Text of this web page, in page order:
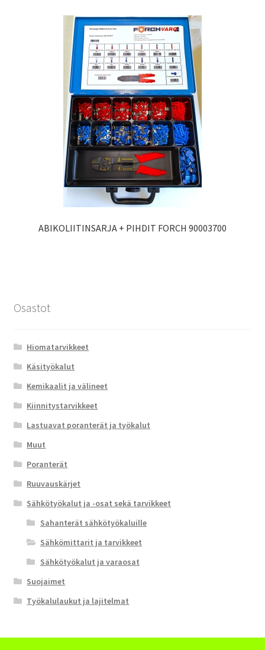
ABIKOLIITINSARJA + PIHDIT FORCH 90003700
Osastot
Hiomatarvikkeet
Käsityökalut
Kemikaalit ja välineet
Kiinnitystarvikkeet
Lastuavat poranterät ja työkalut
Muut
Poranterät
Ruuvauskärjet
Sähkötyökalut ja -osat sekä tarvikkeet
Sahanterät sähkötyökaluille
Sähkömittarit ja tarvikkeet
Sähkötyökalut ja varaosat
Suojaimet
Työkalulaukut ja lajitelmat